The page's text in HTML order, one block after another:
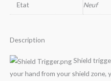
Etat Neuf
Description
Shield
your hand from your shield zone,